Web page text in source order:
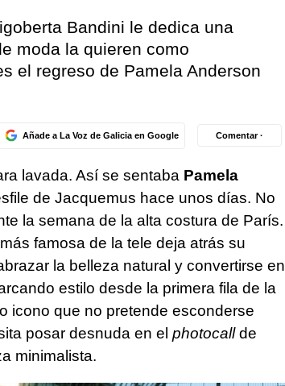
Bandini le dedica una
moda la quieren como
el regreso de Pamela Anderson
Añade a La Voz de Galicia en Google Comentar ·
lavada. Así se sentaba Pamela
de Jacquemus hace unos días. No
la semana de la alta costura de París.
famosa de la tele deja atrás su
la belleza natural y convertirse en
estilo desde la primera fila de la
icono que no pretende esconderse
posar desnuda en el photocallde
minimalista.